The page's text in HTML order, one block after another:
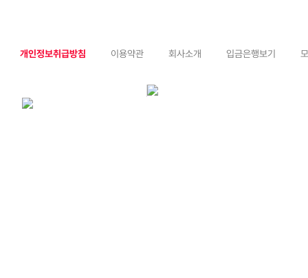
개인정보취급방침 이용약관 회사소개 입금은행보기